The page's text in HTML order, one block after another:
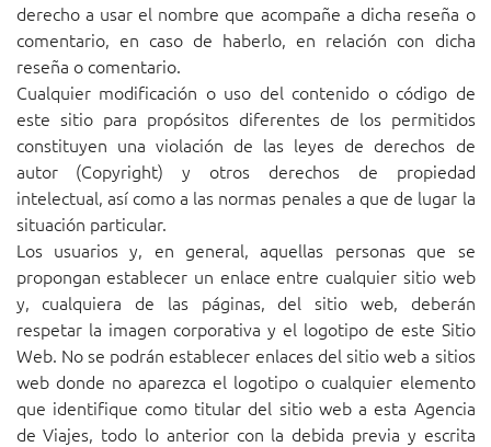
derecho a usar el nombre que acompañe a dicha reseña o
comentario, en caso de haberlo, en relación con dicha
reseña o comentario.
Cualquier modificación o uso del contenido o código de
este sitio para propósitos diferentes de los permitidos
constituyen una violación de las leyes de derechos de
autor (Copyright) y otros derechos de propiedad
intelectual, así como a las normas penales a que de lugar la
situación particular.
Los usuarios y, en general, aquellas personas que se
propongan establecer un enlace entre cualquier sitio web
y, cualquiera de las páginas, del sitio web, deberán
respetar la imagen corporativa y el logotipo de este Sitio
Web. No se podrán establecer enlaces del sitio web a sitios
web donde no aparezca el logotipo o cualquier elemento
que identifique como titular del sitio web a esta Agencia
de Viajes, todo lo anterior con la debida previa y escrita